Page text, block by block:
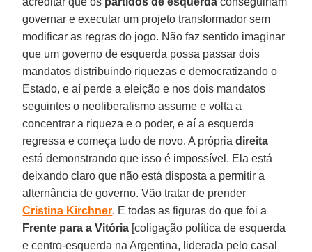
governar e executar um projeto transformador sem
modificar as regras do jogo. Não faz sentido imaginar
que um governo de esquerda possa passar dois
mandatos distribuindo riquezas e democratizando o
Estado, e aí perde a eleição e nos dois mandatos
seguintes o neoliberalismo assume e volta a
concentrar a riqueza e o poder, e aí a esquerda
regressa e começa tudo de novo. A própriadireita
está demonstrando que isso é impossível. Ela está
deixando claro que não está disposta a permitir a
alternância de governo. Vão tratar de prender
Cristina Kirchner. E todas as figuras do que foi a
Frente para a Vitória [coligação política de esquerda
e centro-esquerda na Argentina, liderada pelo casal